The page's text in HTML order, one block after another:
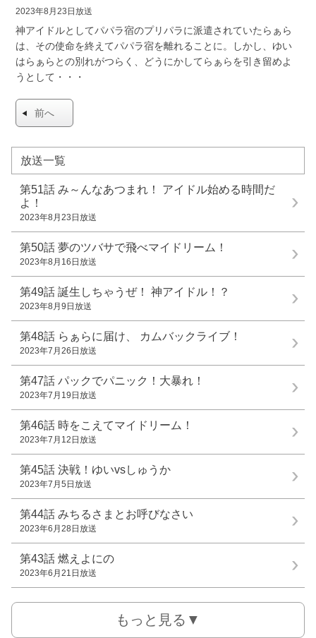
2023年8月23日放送
神アイドルとしてパパラ宿のプリパラに派遣されていたらぁら
は、その使命を終えてパパラ宿を離れることに。しかし、ゆい
はらぁらとの別れがつらく、どうにかしてらぁらを引き留めよ
うとして・・・
前へ
放送一覧
第51話 み～んなあつまれ！ アイドル始める時間だ
よ！
2023年8月23日放送
第50話 夢のツバサで飛べマイドリーム！
2023年8月16日放送
第49話 誕生しちゃうぜ！ 神アイドル！？
2023年8月9日放送
第48話 らぁらに届け、 カムバックライブ！
2023年7月26日放送
第47話 パックでパニック！大暴れ！
2023年7月19日放送
第46話 時をこえてマイドリーム！
2023年7月12日放送
第45話 決戦！ゆいvsしゅうか
2023年7月5日放送
第44話 みちるさまとお呼びなさい
2023年6月28日放送
第43話 燃えよにの
2023年6月21日放送
もっと見る▼